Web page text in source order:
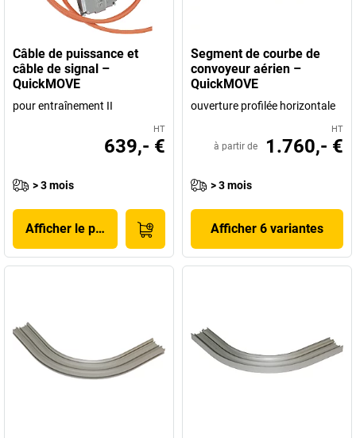
Câble de puissance et
câble de signal –
QuickMOVE
pour entraînement II
HT
639,- €
> 3 mois
Afficher le produit
Segment de courbe de
convoyeur aérien –
QuickMOVE
ouverture profilée horizontale
HT
à partir de 1.760,- €
> 3 mois
Afficher 6 variantes